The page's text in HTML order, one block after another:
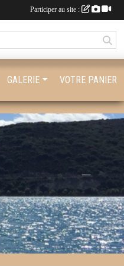
GALERIE VOTRE PANIER
Participer au site :